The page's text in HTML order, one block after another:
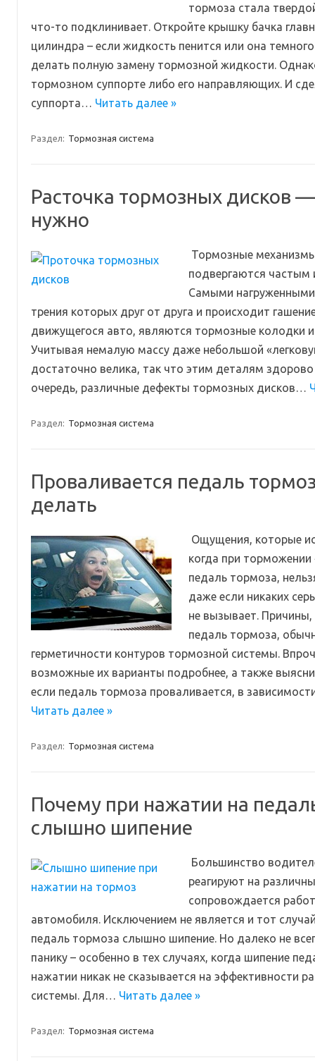
тормоза стала
что-то подклинивает. Откройте крышку бачка
цилиндра – если жидкость пенится или она
делать полную замену тормозной жидкости.
тормозном суппорте либо его направляющих. И
суппорта… Читать далее »
Раздел: Тормозная система
Расточка тормозных дисков
нужно
Тормозные
подвергаются частым
Самыми
трения которых друг от друга и происходит
движущегося авто, являются тормозные колодки
Учитывая немалую массу даже небольшой
достаточно велика, так что этим деталям
очередь, различные дефекты тормозных дисков…
Раздел: Тормозная система
Проваливается педаль
делать
Ощущения, которые
когда при торможении
педаль тормоза,
даже если никаких
не вызывает.
педаль тормоза,
герметичности контуров тормозной системы.
возможные их варианты подробнее, а также
если педаль тормоза проваливается, в
Читать далее »
Раздел: Тормозная система
Почему при нажатии на
слышно шипение
Большинство
реагируют на
сопровождается
автомобиля. Исключением не является и тот
педаль тормоза слышно шипение. Но далеко не
панику – особенно в тех случаях, когда шипение
нажатии никак не сказывается на эффективности
системы. Для… Читать далее »
Раздел: Тормозная система